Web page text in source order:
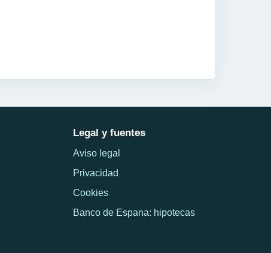
Legal y fuentes
Aviso legal
Privacidad
Cookies
Banco de Espana: hipotecas